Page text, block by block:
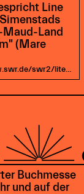
Line
Land
(Mare
https://www.swr.de/swr2/literatur/Buchkritik-Line-Madsen-Simenstad-Koenigin-Maud-Land-ist-geheim,av-o1156072-100.html
Buchmesse
und auf der